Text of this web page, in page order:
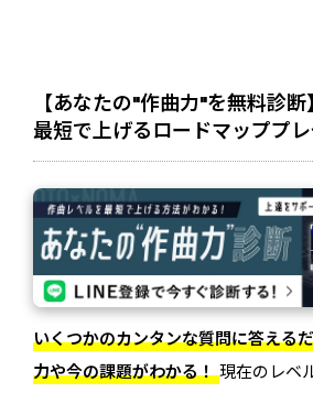
【あなたの"作曲力"を無料診
最短で上げるロードマッププレ
いくつかのカンタンな質問に答える
力や今の課題がわかる！現在のレベ